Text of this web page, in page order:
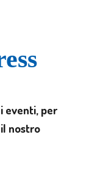
eventi, per
nostro